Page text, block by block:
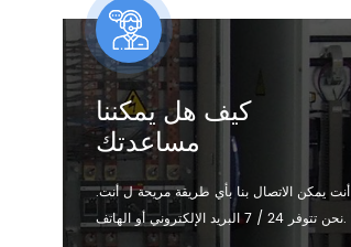
كيف هل يمكننا
مساعدتك
أنت يمكن الاتصال بنا بأي طريقة مريحة ل أنت.
نحن تتوفر 24 / 7 البريد الإلكتروني أو الهاتف.